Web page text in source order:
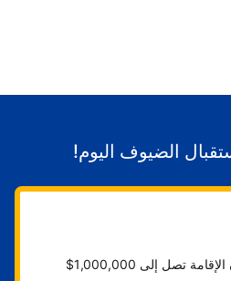
الضيوف اليوم!
تصل إلى 1,000,000$